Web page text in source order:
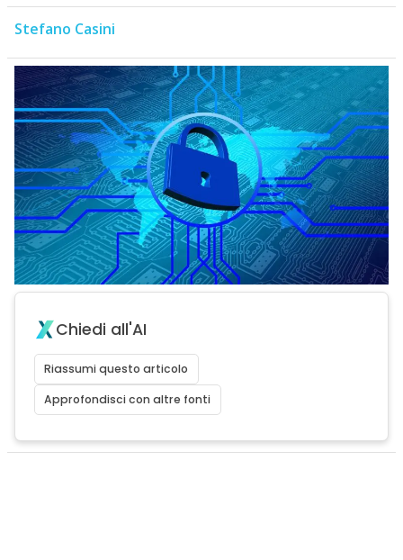
Stefano Casini
Chiedi all'AI
Riassumi questo articolo
Approfondisci con altre fonti